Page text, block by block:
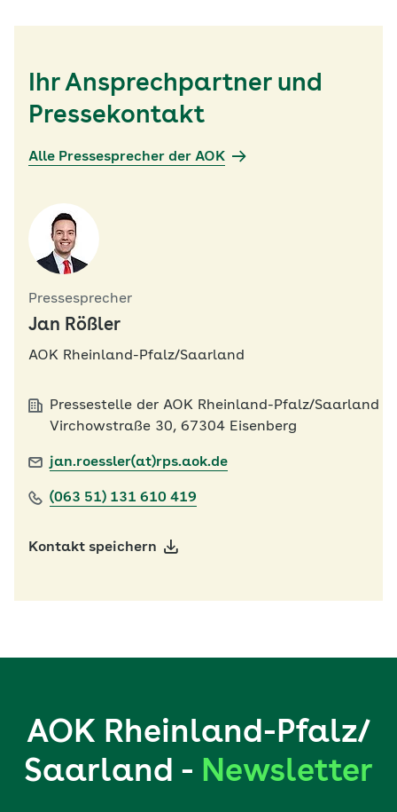
Ihr Ansprechpartner und
Pressekontakt
Alle Pressesprecher der AOK
Pressesprecher
Jan Rößler
AOK Rheinland-Pfalz/Saarland
Pressestelle der AOK Rheinland-Pfalz/Saarland
Virchowstraße 30, 67304 Eisenberg
jan.roessler(at)rps.aok.de
(063 51) 131 610 419
Kontakt speichern
AOK Rheinland-Pfalz/
Saarland - Newsletter